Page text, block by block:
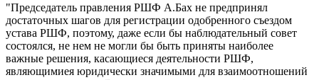
"Председатель правления РШФ А.Бах не предпринял
достаточных шагов для регистрации одобренного съездом
устава РШФ, поэтому, даже если бы наблюдательный совет
состоялся, не нем не могли бы быть приняты наиболее
важные решения, касающиеся деятельности РШФ,
являющимиея юридически значимыми для взаимоотношений